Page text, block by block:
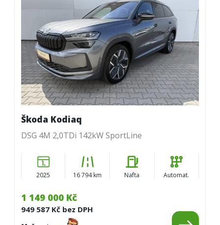
1 149 000 Kč
949 587 Kč bez DPH
Škoda Kodiaq
DSG 4M 2,0TDi 142kW SportLine
2025 16 794 km Nafta Automat.